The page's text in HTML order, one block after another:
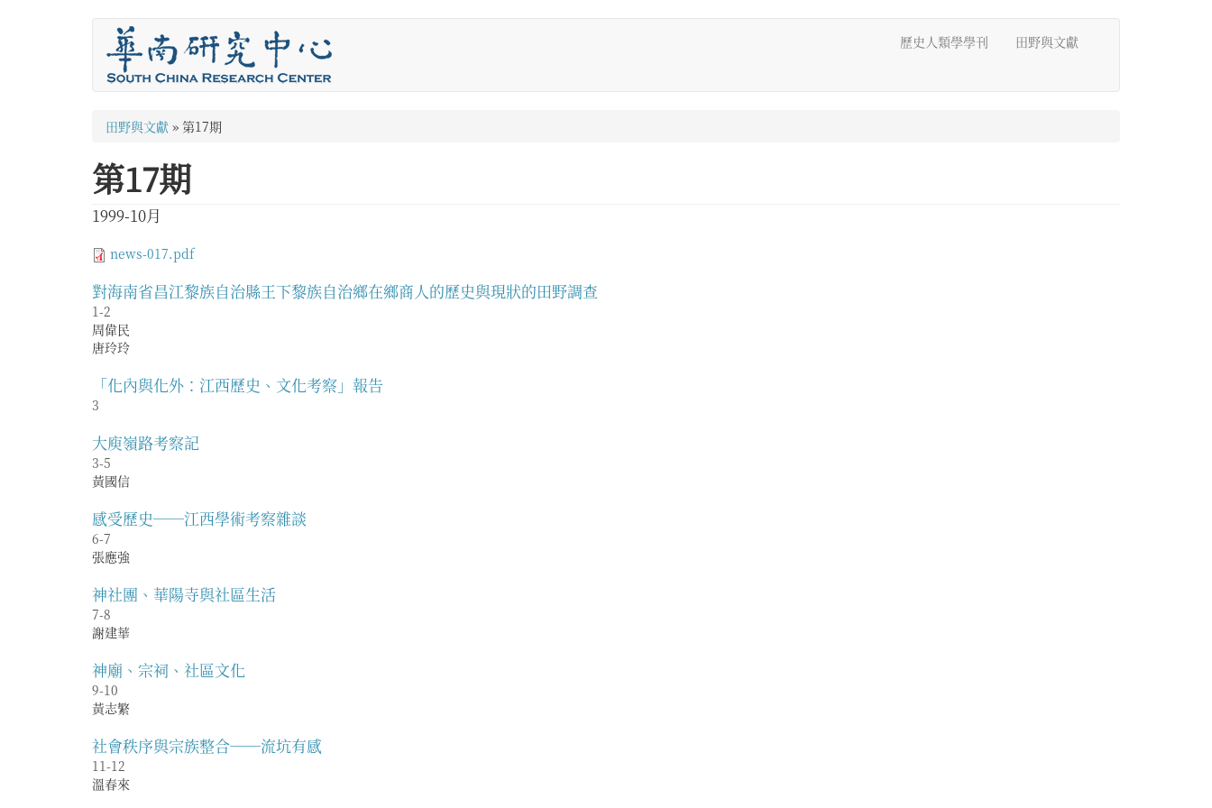
歷史人類學學刊 田野與文獻
您
在
這
裡
田野與文獻 » 第17期
第17期
1999-10月
news-017.pdf
對海南省昌江黎族自治縣王下黎族自治鄉在鄉商人的歷史與現狀的田野調查
1-2
周偉民
唐玲玲
「化內與化外：江西歷史、文化考察」報告
3
大庾嶺路考察記
3-5
黃國信
感受歷史──江西學術考察雜談
6-7
張應強
神社團、華陽寺與社區生活
7-8
謝建華
神廟、宗祠、社區文化
9-10
黃志繁
社會秩序與宗族整合──流坑有感
11-12
溫春來